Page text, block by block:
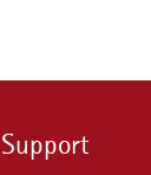
Support